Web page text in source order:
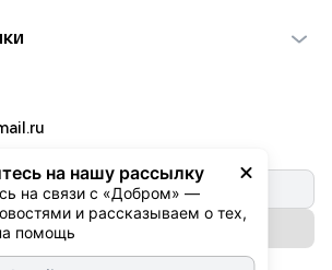
на нашу рассылку
на связи с «Добром» —
и рассказываем о тех,
помощь
на рассылку